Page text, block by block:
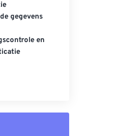
gegevens
en